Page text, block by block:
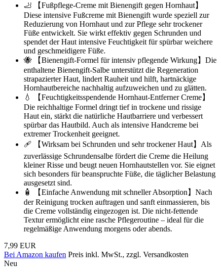
🦶 【Fußpflege-Creme mit Bienengift gegen Hornhaut】
Diese intensive Fußcreme mit Bienengift wurde speziell zur
Reduzierung von Hornhaut und zur Pflege sehr trockener
Füße entwickelt. Sie wirkt effektiv gegen Schrunden und
spendet der Haut intensive Feuchtigkeit für spürbar weichere
und geschmeidigere Füße.
🐝 【Bienengift-Formel für intensiv pflegende Wirkung】Die
enthaltene Bienengift-Salbe unterstützt die Regeneration
strapazierter Haut, lindert Rauheit und hilft, hartnäckige
Hornhautbereiche nachhaltig aufzuweichen und zu glätten.
💧 【Feuchtigkeitsspendende Hornhaut-Entferner Creme】
Die reichhaltige Formel dringt tief in trockene und rissige
Haut ein, stärkt die natürliche Hautbarriere und verbessert
spürbar das Hautbild. Auch als intensive Handcreme bei
extremer Trockenheit geeignet.
🩹 【Wirksam bei Schrunden und sehr trockener Haut】Als
zuverlässige Schrundensalbe fördert die Creme die Heilung
kleiner Risse und beugt neuen Hornhautstellen vor. Sie eignet
sich besonders für beanspruchte Füße, die täglicher Belastung
ausgesetzt sind.
🧴 【Einfache Anwendung mit schneller Absorption】Nach
der Reinigung trocken auftragen und sanft einmassieren, bis
die Creme vollständig eingezogen ist. Die nicht-fettende
Textur ermöglicht eine rasche Pflegeroutine – ideal für die
regelmäßige Anwendung morgens oder abends.
7,99 EUR
Bei Amazon kaufen Preis inkl. MwSt., zzgl. Versandkosten
Neu